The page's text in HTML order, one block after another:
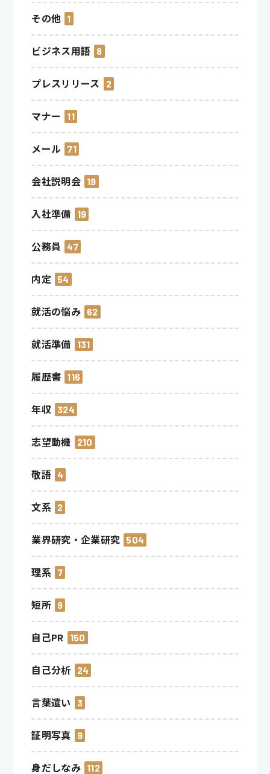
その他 1
ビジネス用語 8
プレスリリース 2
マナー 11
メール 71
会社説明会 19
入社準備 19
公務員 47
内定 54
就活の悩み 62
就活準備 131
履歴書 116
年収 324
志望動機 210
敬語 4
文系 2
業界研究・企業研究 504
理系 7
短所 9
自己PR 150
自己分析 24
言葉遣い 3
証明写真 9
身だしなみ 112